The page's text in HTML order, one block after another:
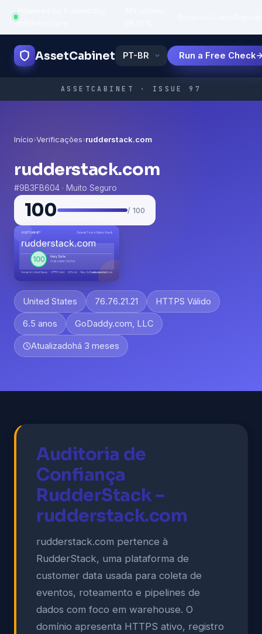
infrastructure
AssetCabinet Run a Free Check
ASSETCABINET · ISSUE 97
Início›Verificações›rudderstack.com
rudderstack.com
#9B3FB604 · Muito Seguro
100 / 100
United States 76.76.21.21 HTTPS Válido
6.5 anos GoDaddy.com, LLC
Atualizadohá 3 meses
Auditoria de
Confiança
RudderStack –
rudderstack.com
rudderstack.com pertence à
RudderStack, uma plataforma de
customer data usada para coleta de
eventos, roteamento e pipelines de
dados com foco em warehouse. O
domínio apresenta HTTPS ativo, registro